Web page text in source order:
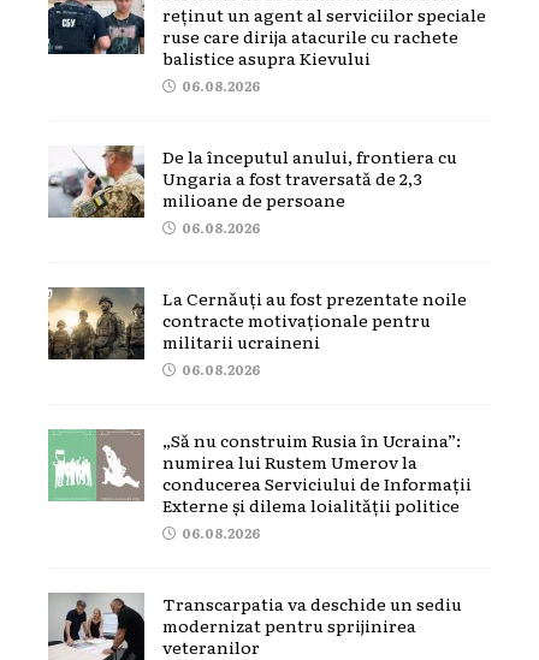
reținut un agent al serviciilor speciale
ruse care dirija atacurile cu rachete
balistice asupra Kievului
06.08.2026
De la începutul anului, frontiera cu
Ungaria a fost traversată de 2,3
milioane de persoane
06.08.2026
La Cernăuți au fost prezentate noile
contracte motivaționale pentru
militarii ucraineni
06.08.2026
„Să nu construim Rusia în Ucraina”:
numirea lui Rustem Umerov la
conducerea Serviciului de Informații
Externe și dilema loialității politice
06.08.2026
Transcarpatia va deschide un sediu
modernizat pentru sprijinirea
veteranilor